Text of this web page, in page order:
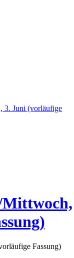
Juni (vorläufige
Fassung)